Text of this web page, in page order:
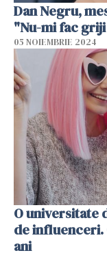
Dan Negru,
"Nu-mi fac
05 NOIEMBRIE 2024
O universitate
de influenceri.
ani